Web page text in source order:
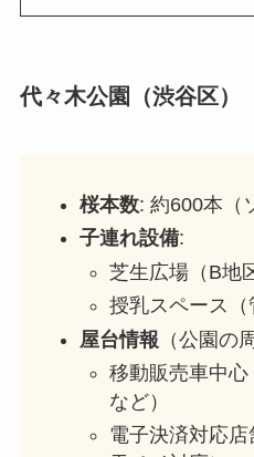
代々木公園（渋谷区）
桜本数: 約600本（
子連れ設備:
芝生広場（B地
授乳スペース（
屋台情報 （公園の
移動販売車中
など）
電子決済対応